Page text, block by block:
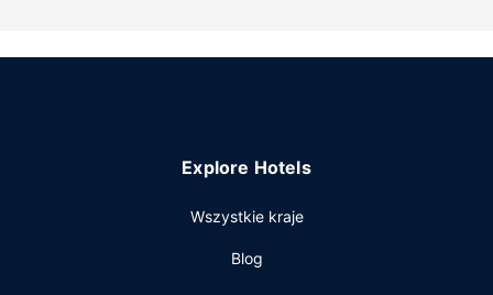
jacuzzi oraz sauna. Ten hotel oferuje również
Goście obiektu Lakeview Gimli Resort & Conference mogą
Ożywcze napoje znajdziesz w jednym z lokali: bar/salon
Explore Hotels
Wszystkie kraje
Blog